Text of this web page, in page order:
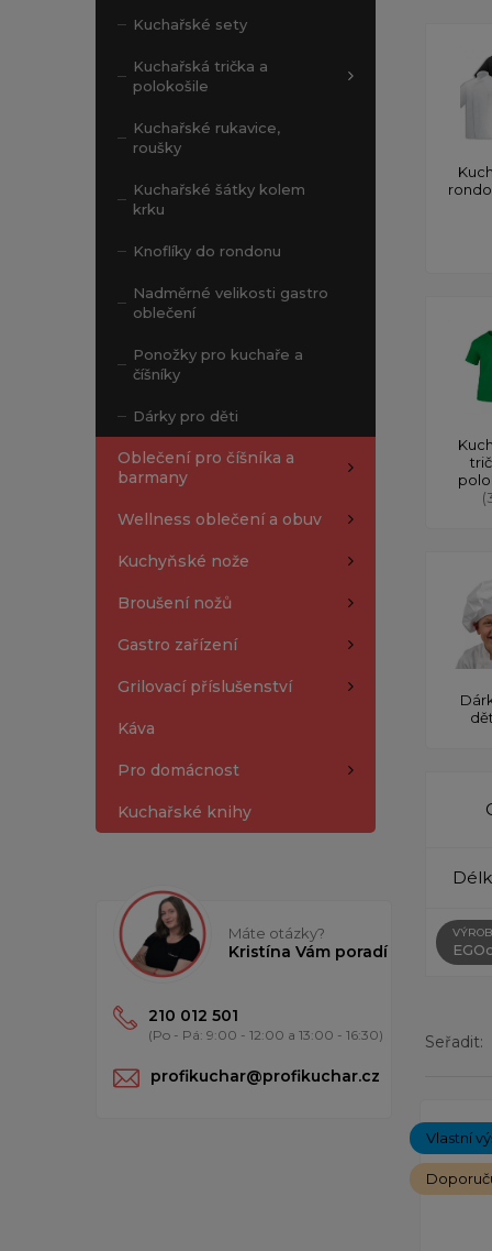
Kuchařské sety
Kuchařská trička a
polokošile
Kuchařské rukavice,
roušky
Kuchařské šátky kolem
krku
Knoflíky do rondonu
Nadměrné velikosti gastro
oblečení
Ponožky pro kuchaře a
číšníky
Dárky pro děti
Oblečení pro číšníka a
barmany
Wellness oblečení a obuv
Kuchyňské nože
Broušení nožů
Gastro zařízení
Grilovací příslušenství
Káva
Pro domácnost
Kuchařské knihy
Máte otázky?
Kristína Vám poradí
210 012 501
(Po - Pá: 9:00 - 12:00 a 13:00 - 16:30)
profikuchar@profikuchar.cz
Seřadit:
Vlastní